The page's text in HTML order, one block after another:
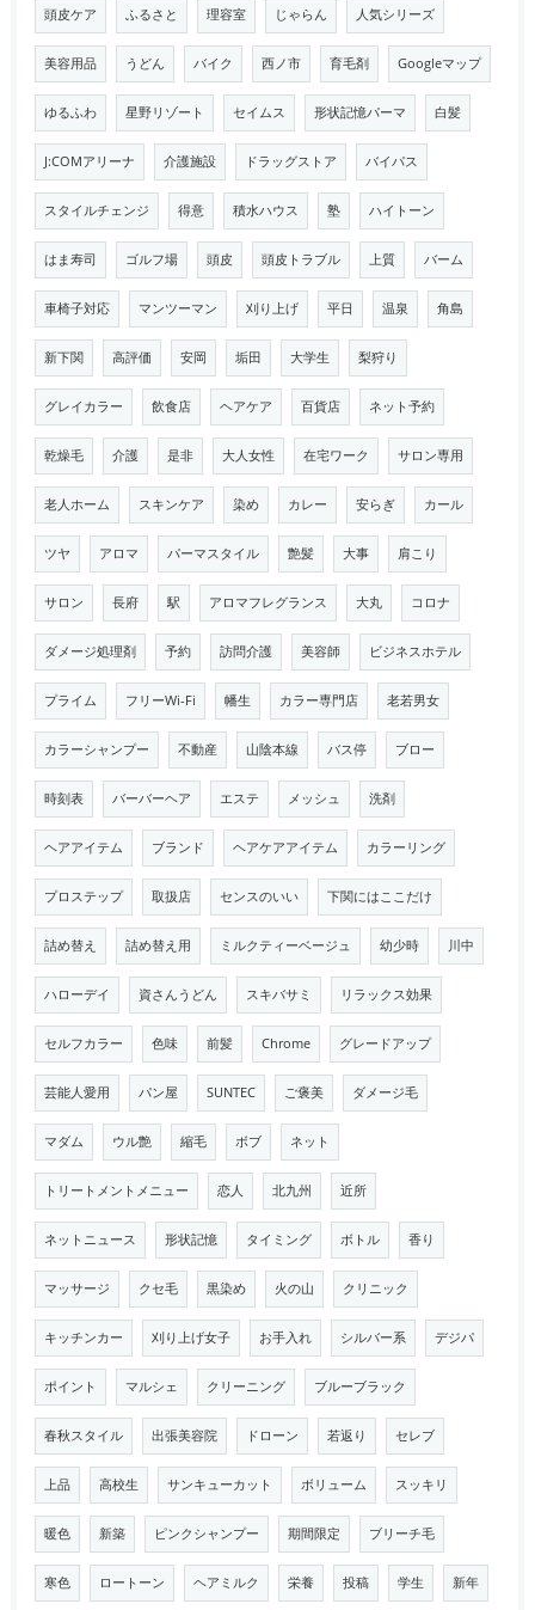
頭皮ケア ふるさと 理容室 じゃらん 人気シリーズ
美容用品 うどん バイク 西ノ市 育毛剤 Googleマップ
ゆるふわ 星野リゾート セイムス 形状記憶パーマ 白髪
J:COMアリーナ 介護施設 ドラッグストア バイパス
スタイルチェンジ 得意 積水ハウス 塾 ハイトーン
はま寿司 ゴルフ場 頭皮 頭皮トラブル 上質 バーム
車椅子対応 マンツーマン 刈り上げ 平日 温泉 角島
新下関 高評価 安岡 垢田 大学生 梨狩り
グレイカラー 飲食店 ヘアケア 百貨店 ネット予約
乾燥毛 介護 是非 大人女性 在宅ワーク サロン専用
老人ホーム スキンケア 染め カレー 安らぎ カール
ツヤ アロマ パーマスタイル 艶髪 大事 肩こり
サロン 長府 駅 アロマフレグランス 大丸 コロナ
ダメージ処理剤 予約 訪問介護 美容師 ビジネスホテル
プライム フリーWi-Fi 幡生 カラー専門店 老若男女
カラーシャンプー 不動産 山陰本線 バス停 ブロー
時刻表 バーバーヘア エステ メッシュ 洗剤
ヘアアイテム ブランド ヘアケアアイテム カラーリング
プロステップ 取扱店 センスのいい 下関にはここだけ
詰め替え 詰め替え用 ミルクティーベージュ 幼少時 川中
ハローデイ 資さんうどん スキバサミ リラックス効果
セルフカラー 色味 前髪 Chrome グレードアップ
芸能人愛用 パン屋 SUNTEC ご褒美 ダメージ毛
マダム ウル艶 縮毛 ボブ ネット
トリートメントメニュー 恋人 北九州 近所
ネットニュース 形状記憶 タイミング ボトル 香り
マッサージ クセ毛 黒染め 火の山 クリニック
キッチンカー 刈り上げ女子 お手入れ シルバー系 デジパ
ポイント マルシェ クリーニング ブルーブラック
春秋スタイル 出張美容院 ドローン 若返り セレブ
上品 高校生 サンキューカット ボリューム スッキリ
暖色 新築 ピンクシャンプー 期間限定 ブリーチ毛
寒色 ロートーン ヘアミルク 栄養 投稿 学生 新年